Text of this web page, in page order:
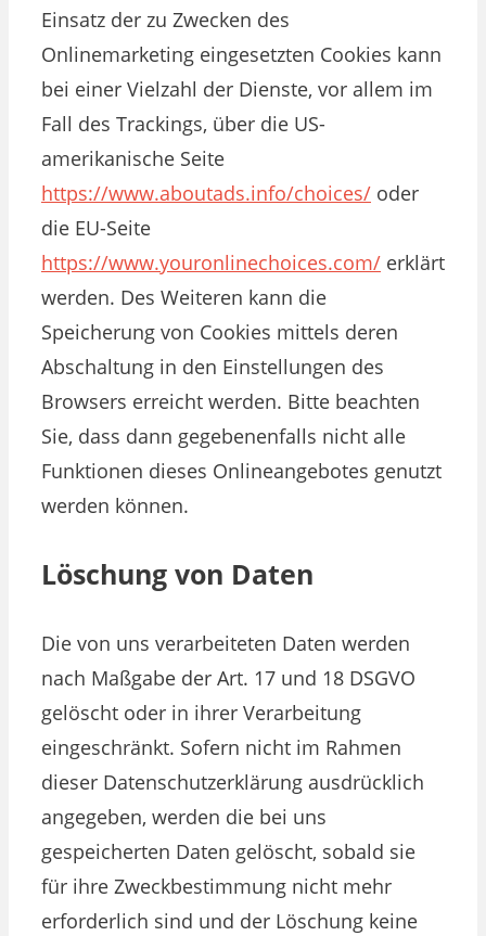
Einsatz der zu Zwecken des
Onlinemarketing eingesetzten Cookies kann
bei einer Vielzahl der Dienste, vor allem im
Fall des Trackings, über die US-
amerikanische Seite
https://www.aboutads.info/choices/ oder
die EU-Seite
https://www.youronlinechoices.com/ erklärt
werden. Des Weiteren kann die
Speicherung von Cookies mittels deren
Abschaltung in den Einstellungen des
Browsers erreicht werden. Bitte beachten
Sie, dass dann gegebenenfalls nicht alle
Funktionen dieses Onlineangebotes genutzt
werden können.
Löschung von Daten
Die von uns verarbeiteten Daten werden
nach Maßgabe der Art. 17 und 18 DSGVO
gelöscht oder in ihrer Verarbeitung
eingeschränkt. Sofern nicht im Rahmen
dieser Datenschutzerklärung ausdrücklich
angegeben, werden die bei uns
gespeicherten Daten gelöscht, sobald sie
für ihre Zweckbestimmung nicht mehr
erforderlich sind und der Löschung keine